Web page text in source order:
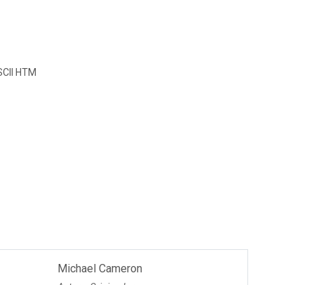
HTM
Michael Cameron